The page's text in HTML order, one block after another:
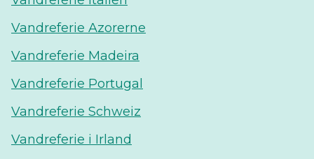
Vandreferie Azorerne
Vandreferie Madeira
Vandreferie Portugal
Vandreferie Schweiz
Vandreferie i Irland